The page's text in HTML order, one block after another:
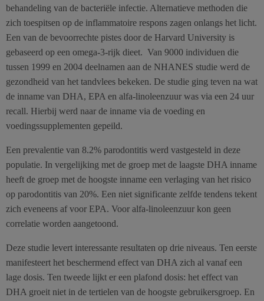
behandeling van de bacteriële infectie. Alternatieve methoden die
zich toespitsen op de inflammatoire respons zagen onlangs het licht.
Een van de bevoorrechte pistes door de Harvard University is
gebaseerd op een omega-3-rijk dieet. Van 9000 individuen die
tussen 1999 en 2004 deelnamen aan de NHANES studie werd de
gezondheid van het tandvlees bekeken. De studie ging teven na wat
de inname van DHA, EPA en alfa-linoleenzuur was via een 24 uur
recall. Hierbij werd naar de inname via de voeding en
voedingssupplementen gepeild.
Een prevalentie van 8.2% parodontitis werd vastgesteld in deze
populatie. In vergelijking met de groep met de laagste DHA inname
heeft de groep met de hoogste inname een verlaging van het risico
op parodontitis van 20%. Een niet significante zelfde tendens tekent
zich eveneens af voor EPA. Voor alfa-linoleenzuur kon geen
correlatie worden aangetoond.
Deze studie levert interessante resultaten op drie niveaus. Ten eerste
manifesteert het beschermend effect van DHA zich al vanaf een
lage dosis. Ten tweede lijkt er een plafond dosis: het effect van
DHA groeit niet in de tertielen van de hoogste gebruikersgroep. En